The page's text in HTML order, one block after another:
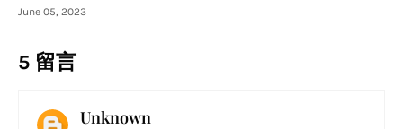
June 05, 2023
5 留言
Unknown